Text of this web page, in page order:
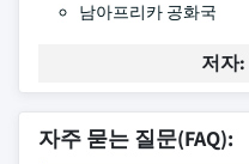
남아프리카 공화국
저자:
자주 묻는 질문(FAQ):